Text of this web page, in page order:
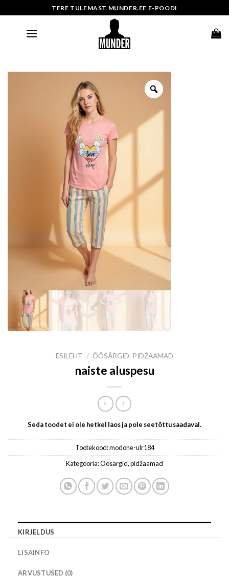
to
TERE TULEMAST MUNDER.EE E-POODI
ESILEHT / ÖÖSÄRGID, PIDŽAAMAD
naiste aluspesu
Seda toodet ei ole hetkel laos ja pole seetõttu saadaval.
Tootekood:modone-ulr184
Kategooria:Öösärgid, pidžaamad
KIRJELDUS
LISAINFO
ARVUSTUSED (0)